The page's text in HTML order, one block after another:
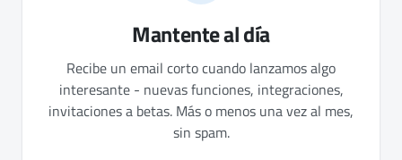
Mantente al día
Recibe un email corto cuando lanzamos algo
interesante - nuevas funciones, integraciones,
invitaciones a betas. Más o menos una vez al mes,
sin spam.